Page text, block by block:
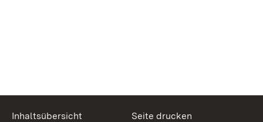
Inhaltsübersicht
Seite drucken